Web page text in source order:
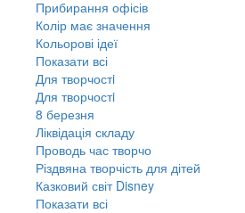
Прибирання офісів
Колір має значення
Кольорові ідеї
Показати всі
Для творчостi
Для творчостi
8 березня
Ліквідація складу
Проводь час творчо
Різдвяна творчість для дітей
Казковий світ Disney
Показати всі